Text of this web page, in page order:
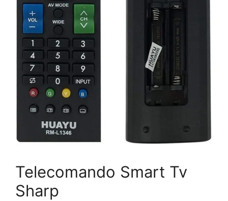
Telecomando Smart Tv
Sharp